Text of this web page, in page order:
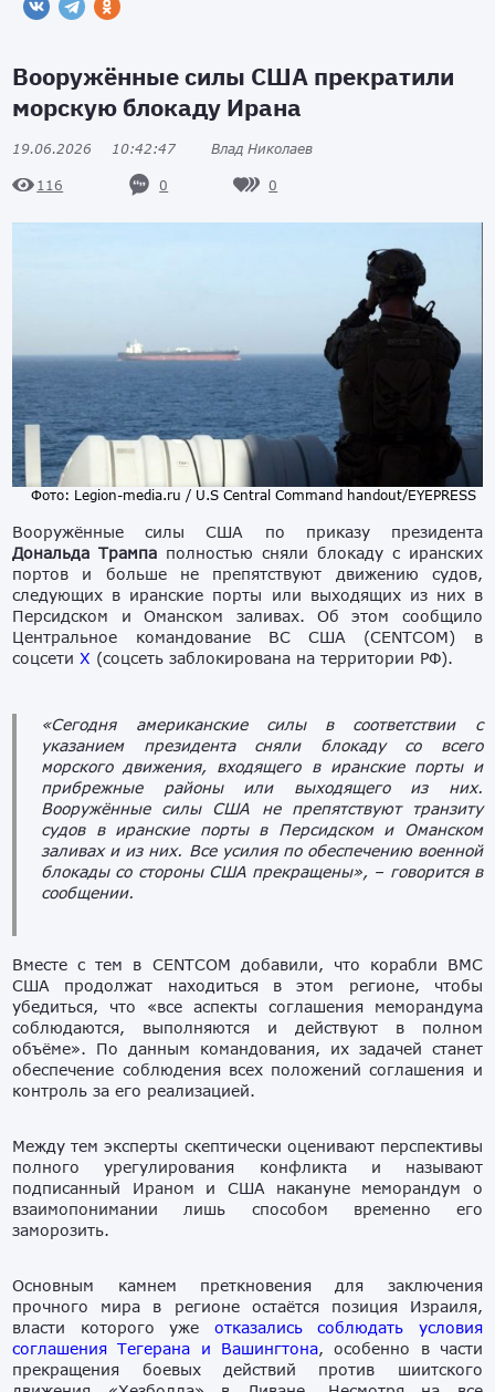
Вооружённые силы США прекратили
морскую блокаду Ирана
19.06.2026 10:42:47 Влад Николаев
116 0 0
Фото: Legion-media.ru / U.S Central Command handout/EYEPRESS
Вооружённые силы США по приказу президента
Дональда Трампа полностью сняли блокаду с иранских
портов и больше не препятствуют движению судов,
следующих в иранские порты или выходящих из них в
Персидском и Оманском заливах. Об этом сообщило
Центральное командование ВС США (CENTCOM) в
соцсетиX (соцсеть заблокирована на территории РФ).
«Сегодня американские силы в соответствии с
указанием президента сняли блокаду со всего
морского движения, входящего в иранские порты и
прибрежные районы или выходящего из них.
Вооружённые силы США не препятствуют транзиту
судов в иранские порты в Персидском и Оманском
заливах и из них. Все усилия по обеспечению военной
блокады со стороны США прекращены», – говорится в
сообщении.
Вместе с тем в CENTCOM добавили, что корабли ВМС
США продолжат находиться в этом регионе, чтобы
убедиться, что «все аспекты соглашения меморандума
соблюдаются, выполняются и действуют в полном
объёме». По данным командования, их задачей станет
обеспечение соблюдения всех положений соглашения и
контроль за его реализацией.
Между тем эксперты скептически оценивают перспективы
полного урегулирования конфликта и называют
подписанный Ираном и США накануне меморандум о
взаимопонимании лишь способом временно его
заморозить.
Основным камнем преткновения для заключения
прочного мира в регионе остаётся позиция Израиля,
власти которого уже отказались соблюдать условия
соглашения Тегерана и Вашингтона, особенно в части
прекращения боевых действий против шиитского